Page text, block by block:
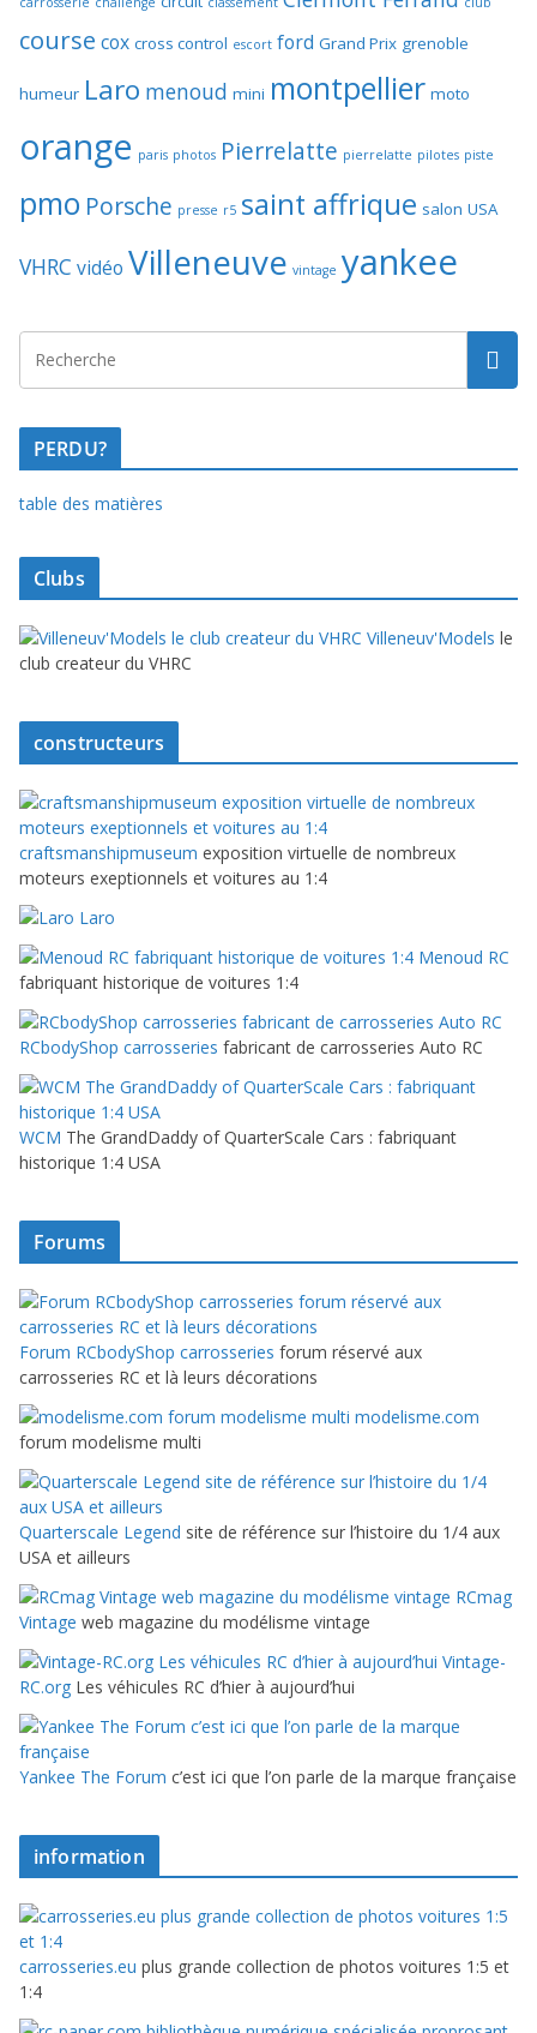
course cox cross control escort ford Grand Prix grenoble
humeur Laro menoud mini montpellier moto
orange paris photos Pierrelatte pierrelatte pilotes piste
pmo Porsche presse r5 saint affrique salon USA
VHRC vidéo Villeneuve vintage yankee
PERDU?
table des matières
Clubs
Villeneuv'Models le
club createur du VHRC
constructeurs
craftsmanshipmuseum exposition virtuelle de nombreux
moteurs exeptionnels et voitures au 1:4
Laro
Menoud RC
fabriquant historique de voitures 1:4
RCbodyShop carrosseries fabricant de carrosseries Auto RC
WCM The GrandDaddy of QuarterScale Cars : fabriquant
historique 1:4 USA
Forums
Forum RCbodyShop carrosseries forum réservé aux
carrosseries RC et là leurs décorations
modelisme.com
forum modelisme multi
Quarterscale Legend site de référence sur l’histoire du 1/4 aux
USA et ailleurs
RCmag
Vintage web magazine du modélisme vintage
Vintage-
RC.org Les véhicules RC d’hier à aujourd’hui
Yankee The Forum c’est ici que l’on parle de la marque française
information
carrosseries.eu plus grande collection de photos voitures 1:5 et
1:4